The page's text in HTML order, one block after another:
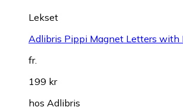
Lekset
Adlibris Pippi Magnet Letters with
fr.
199 kr
hos Adlibris